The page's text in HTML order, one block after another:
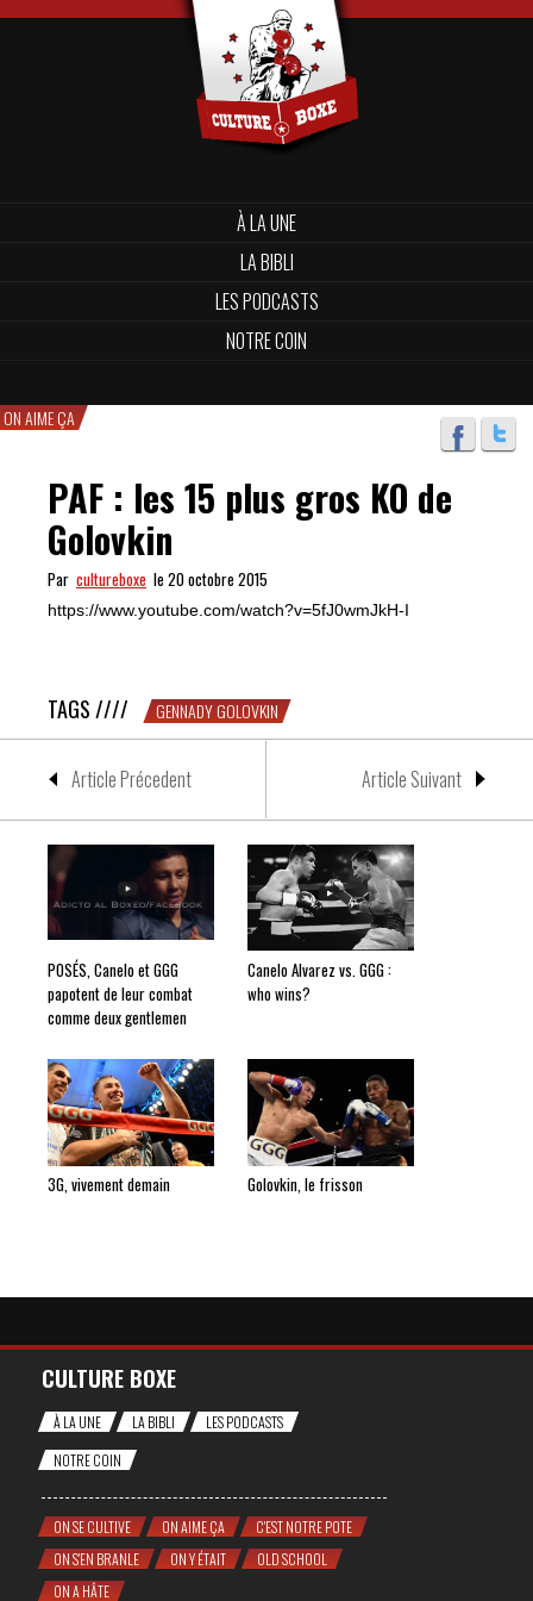
À LA UNE
LA BIBLI
LES PODCASTS
NOTRE COIN
ON AIME ÇA
PAF : les 15 plus gros KO de
Golovkin
Par cultureboxe le 20 octobre 2015
https://www.youtube.com/watch?v=5fJ0wmJkH-I
TAGS //// GENNADY GOLOVKIN
Article Précedent Article Suivant
POSÉS, Canelo et GGG
papotent de leur combat
comme deux gentlemen
Canelo Alvarez vs. GGG :
who wins?
3G, vivement demain Golovkin, le frisson
CULTURE BOXE
À LA UNE LA BIBLI
LES PODCASTS
NOTRE COIN
ON SE CULTIVE ON AIME ÇA
C'EST NOTRE POTE
ON S'EN BRANLE
ON Y ÉTAIT
OLD SCHOOL
ON A HÂTE